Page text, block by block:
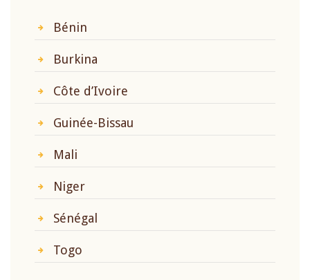
Bénin
Burkina
Côte d’Ivoire
Guinée-Bissau
Mali
Niger
Sénégal
Togo